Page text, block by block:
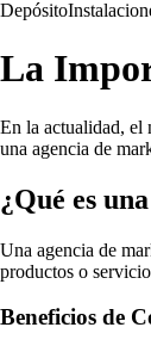
Depósito
La
En la actualidad, el
una agencia de
¿Qué es
Una agencia de
productos o
Beneficios de